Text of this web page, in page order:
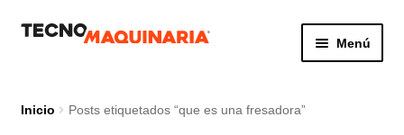
IrIr
Menú
Inicio Posts etiquetados “que es una fresadora”